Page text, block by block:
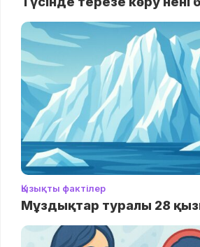
Қызықты фактілер
Мұздықтар туралы 28